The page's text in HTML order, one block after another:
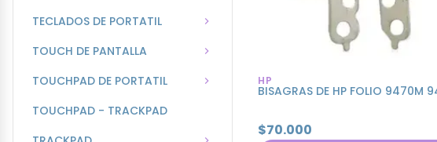
TECLADOS DE PORTATIL
TOUCH DE PANTALLA
TOUCHPAD DE PORTATIL
TOUCHPAD - TRACKPAD
HP
BISAGRAS DE HP FOLIO 9470M
$70.000